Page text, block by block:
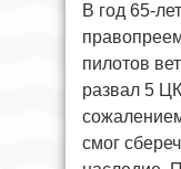
В год 65-
пилотов
развал 5
смог